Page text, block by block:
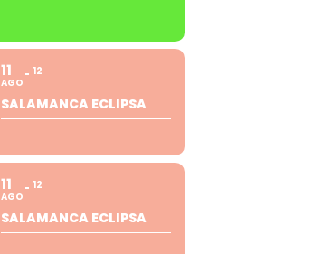
11
AGO
12
SALAMANCA ECLIPSA
11
AGO
12
SALAMANCA ECLIPSA